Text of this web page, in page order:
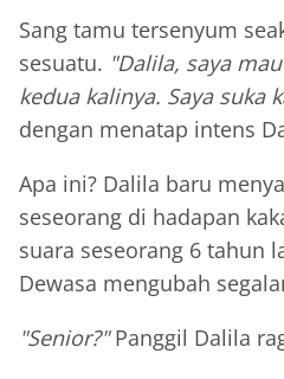
Sang tamu tersenyum
sesuatu. "Dalila, saya
kedua kalinya. Saya suka
dengan menatap intens
Apa ini? Dalila baru
seseorang di hadapan
suara seseorang 6 tahun
Dewasa mengubah
"Senior?"Panggil Dalila